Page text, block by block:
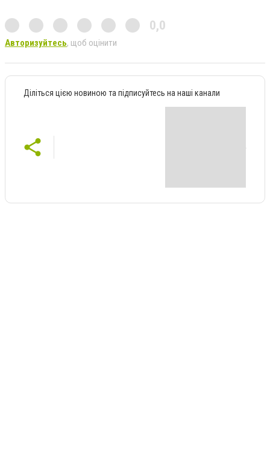
0,0
Авторизуйтесь, щоб оцінити
Діліться цією новиною та підписуйтесь на наші канали